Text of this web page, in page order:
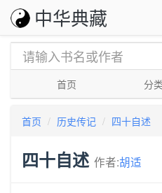
中华典藏
首页 分类
首页 历史传记 四十自述
四十自述 作者:胡适